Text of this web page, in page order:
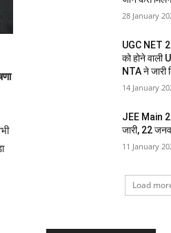
28 January
UGC NET
को होने वाली
NTA ने जारी
14 January
JEE Main
जारी, 22
11 January
Load